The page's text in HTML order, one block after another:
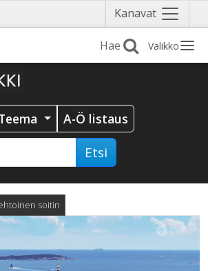
Kanavat Näytä
valikko
Valikko
A-Ö listaus
Etsi
soitin